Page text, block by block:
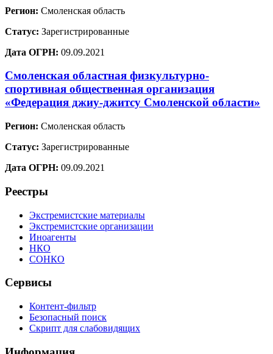
Регион: Смоленская область
Статус: Зарегистрированные
Дата ОГРН: 09.09.2021
Смоленская областная физкультурно-
спортивная общественная организация
«Федерация джиу-джитсу Смоленской области»
Регион: Смоленская область
Статус: Зарегистрированные
Дата ОГРН: 09.09.2021
Реестры
Экстремистские материалы
Экстремистские организации
Иноагенты
НКО
СОНКО
Сервисы
Контент-фильтр
Безопасный поиск
Скрипт для слабовидящих